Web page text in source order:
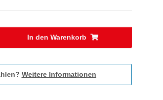
In den Warenkorb
Weitere Informationen